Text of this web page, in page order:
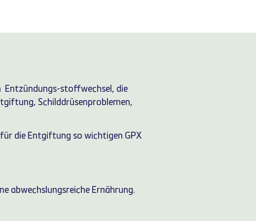
Entzündungs-stoffwechsel, die
Schilddrüsenproblemen,
die Entgiftung so wichtigen GPX
abwechslungsreiche Ernährung.